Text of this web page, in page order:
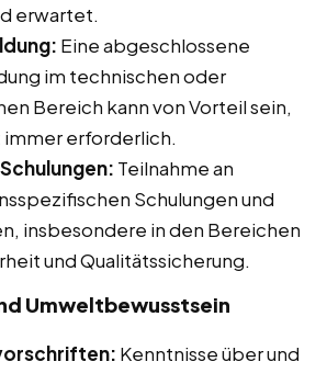
erwartet.
Eine abgeschlossene
im technischen oder
Bereich kann von Vorteil sein,
immer erforderlich.
Teilnahme an
Schulungen und
insbesondere in den Bereichen
und Qualitätssicherung.
Umweltbewusstsein
Kenntnisse über und